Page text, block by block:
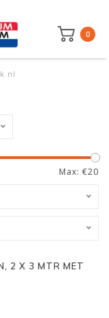
0
Max: €20
2 X 3 MTR MET